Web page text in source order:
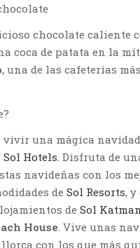
chocolate caliente
coca de patata en la
, una de las cafeterías
vivir una mágica
Sol Hotels. Disfruta de
navideñas con los
de Sol Resorts, y
de Sol
House. Vive unas
con los que más